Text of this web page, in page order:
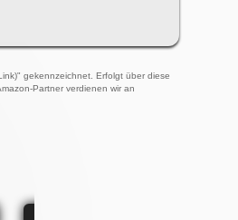
gekennzeichnet. Erfolgt über diese
Partner verdienen wir an